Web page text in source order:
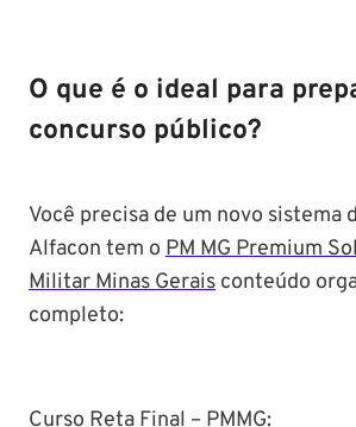
O que é o ideal para
concurso público?
Você precisa de um novo sistema
Alfacon tem o PM MG Premium
Militar Minas Gerais conteúdo
completo:
Curso Reta Final – PMMG: